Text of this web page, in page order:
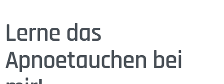
Lerne das
Apnoetauchen bei